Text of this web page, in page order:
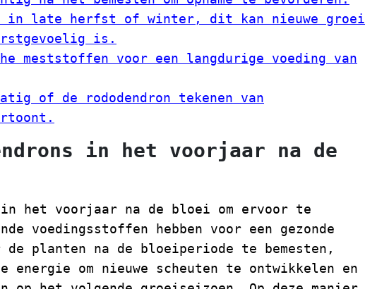
in late herfst of winter, dit kan nieuwe groei
is.
meststoffen voor een langdurige voeding van
of de rododendron tekenen van
in het voorjaar na de
in het voorjaar na de bloei om ervoor te
voedingsstoffen hebben voor een gezonde
planten na de bloeiperiode te bemesten,
energie om nieuwe scheuten te ontwikkelen en